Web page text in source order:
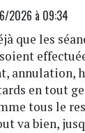
2026 à 09:34
que les
annulation,
en tout
tous le
va bien,